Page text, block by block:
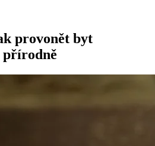
provonět byt
přírodně